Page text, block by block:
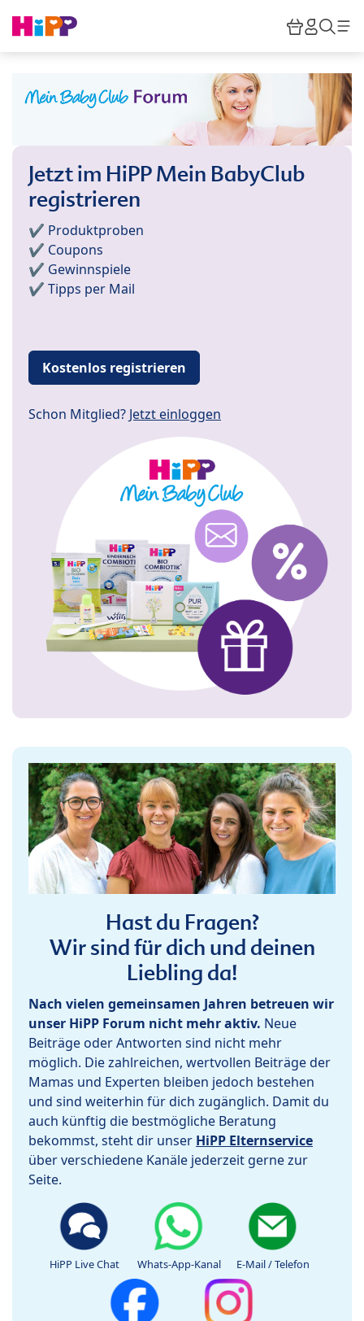
HiPP
Jetzt im HiPP Mein BabyClub
registrieren
✔️ Produktproben
✔️ Coupons
✔️ Gewinnspiele
✔️ Tipps per Mail
Kostenlos registrieren
Schon Mitglied? Jetzt einloggen
Hast du Fragen?
Wir sind für dich und deinen
Liebling da!
Nach vielen gemeinsamen Jahren betreuen wir
unser HiPP Forum nicht mehr aktiv. Neue
Beiträge oder Antworten sind nicht mehr
möglich. Die zahlreichen, wertvollen Beiträge der
Mamas und Experten bleiben jedoch bestehen
und sind weiterhin für dich zugänglich. Damit du
auch künftig die bestmögliche Beratung
bekommst, steht dir unser HiPP Elternservice
über verschiedene Kanäle jederzeit gerne zur
Seite.
HiPP Live Chat Whats-App-Kanal E-Mail / Telefon